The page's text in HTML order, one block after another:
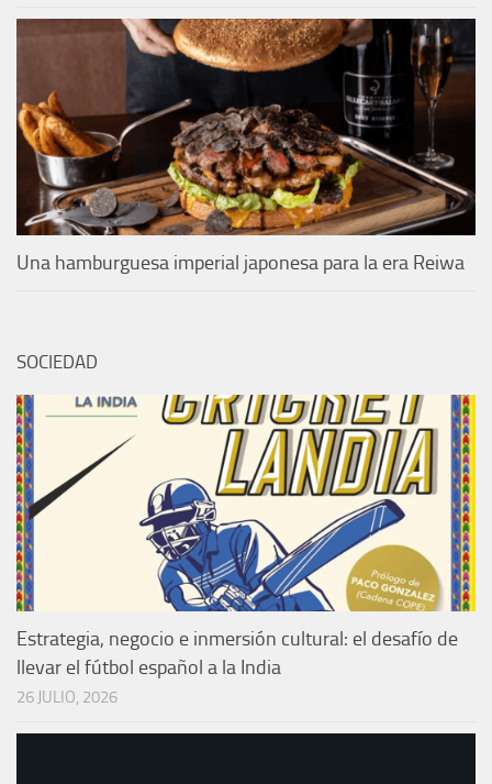
Una hamburguesa imperial japonesa para la era Reiwa
SOCIEDAD
Estrategia, negocio e inmersión cultural: el desafío de
llevar el fútbol español a la India
26 JULIO, 2026